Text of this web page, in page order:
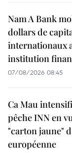
Nam A Bank
dollars de
internationaux
institution
07/08/2026 08:45
Ca Mau
pêche INN en
"carton jaune"
européenne